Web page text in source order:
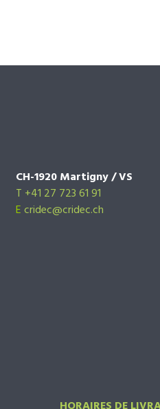
CH-1920 Martigny / VS
T +41 27 723 61 91
Ecridec@cridec.ch